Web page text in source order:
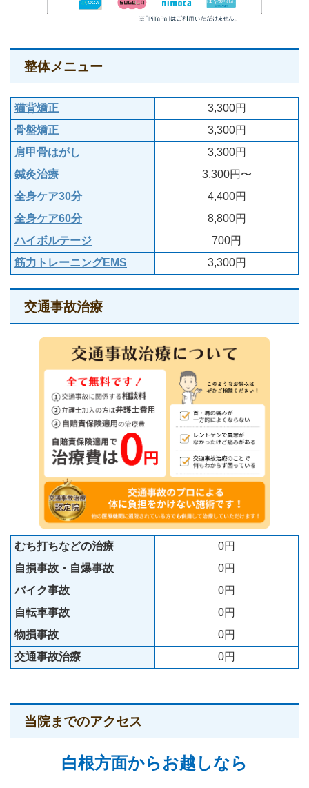
整体メニュー
猫背矯正
3,300円
骨盤矯正
3,300円
肩甲骨はがし
3,300円
鍼灸治療
3,300円〜
全身ケア30分
4,400円
全身ケア60分
8,800円
ハイボルテージ
700円
筋力トレーニングEMS
3,300円
交通事故治療
むち打ちなどの治療
0円
自損事故・自爆事故
0円
バイク事故
0円
自転車事故
0円
物損事故
0円
交通事故治療
0円
当院までのアクセス
白根方面からお越しなら